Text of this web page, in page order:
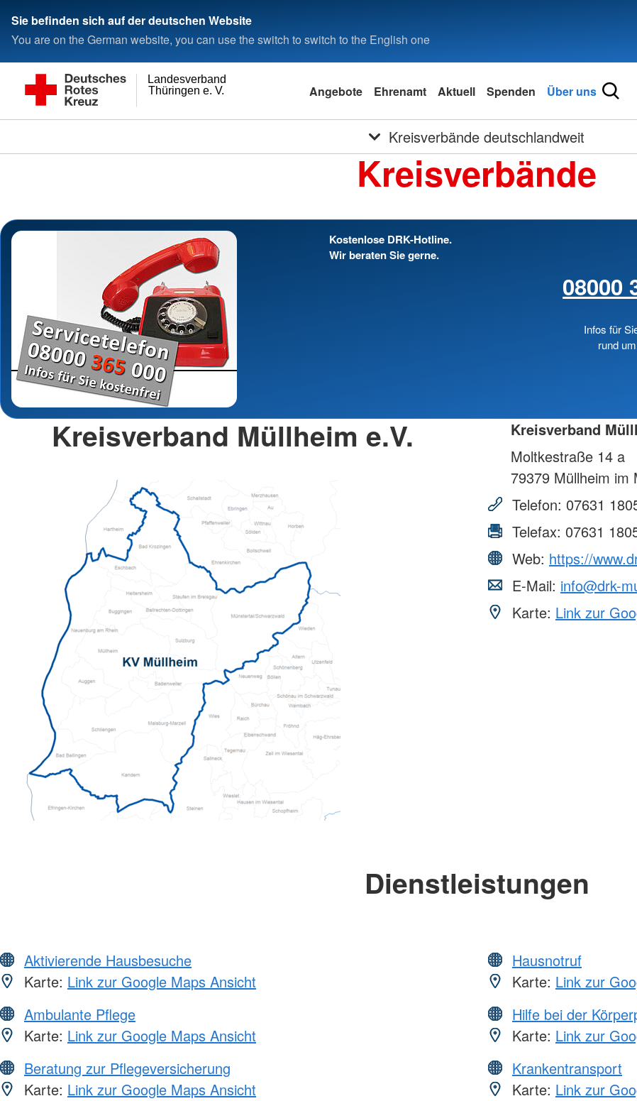
Sie befinden sich auf der deutschen Website
You are on the German website, you can use the switch to switch to the English one
Thüringen e. V.
Landesverband
Angebote Ehrenamt Aktuell Spenden Über uns
Kreisverbände deutschlandweit
Kreisverbände
Kostenlose DRK-Hotline.
Wir beraten Sie gerne.
08000
Infos für
rund
Kreisverband Müllheim e.V.
Kreisverband
Moltkestraße 14 a
79379 Müllheim im
Telefon: 07631
Telefax: 07631
Web: https://
E-Mail: info@drk-
Karte: Link zur
Dienstleistungen
Aktivierende Hausbesuche
Karte: Link zur Google Maps Ansicht
Ambulante Pflege
Karte: Link zur Google Maps Ansicht
Beratung zur Pflegeversicherung
Karte: Link zur Google Maps Ansicht
Hausnotruf
Karte: Link zur
Hilfe bei der
Karte: Link zur
Krankentransport
Karte: Link zur